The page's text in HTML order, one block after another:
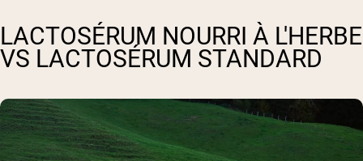
LACTOSÉRUM NOURRI À L'HERBE
VS LACTOSÉRUM STANDARD